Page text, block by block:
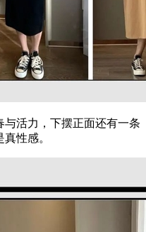
活力，下摆正面还有一条
性感。